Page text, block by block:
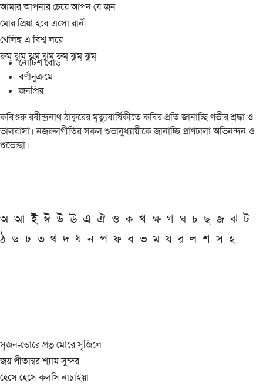
আমার আপনার চেয়ে আপন যে জন
মোর প্রিয়া হবে এসো রানী
খেলিছ এ বিশ্ব লয়ে
রুম্ ঝুম্ ঝুম্ ঝুম্ রুম্ ঝুম্ ঝুম্
নোটিশ বোর্ড
বর্ণানুক্রমে
জনপ্রিয়
কবিগুরু রবীন্দ্রনাথ ঠাকুরের মৃত্যুবার্ষিকীতে কবির প্রতি জানাচ্ছি গভীর শ্রদ্ধা ও
ভালবাসা। নজরুলগীতির সকল শুভানুধ্যায়ীকে জানাচ্ছি প্রাণঢালা অভিনন্দন ও
শুভেচ্ছা।
অ আ ই ঈ উ ঊ এ ঐ ও ক খ ক্ষ গ ঘ চ ছ জ ঝ ট
ঠ ড ঢ ত থ দ ধ ন প ফ ব ভ ম য র ল শ স হ
সৃজন-ভোরে প্রভু মোরে সৃজিলে
জয় পীতাম্বর শ্যাম সুন্দর
হেসে হেসে কল্‌সি নাচাইয়া